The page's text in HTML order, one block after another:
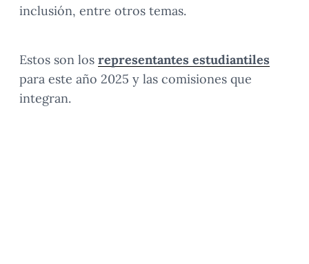
inclusión, entre otros temas.
Estos son los representantes estudiantiles
para este año 2025 y las comisiones que
integran.